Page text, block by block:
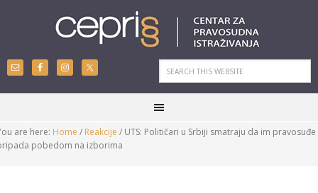
are here: Home / Reakcije / UTS: Političari u Srbiji smatraju da im pravosuđe
pobedom na izborima